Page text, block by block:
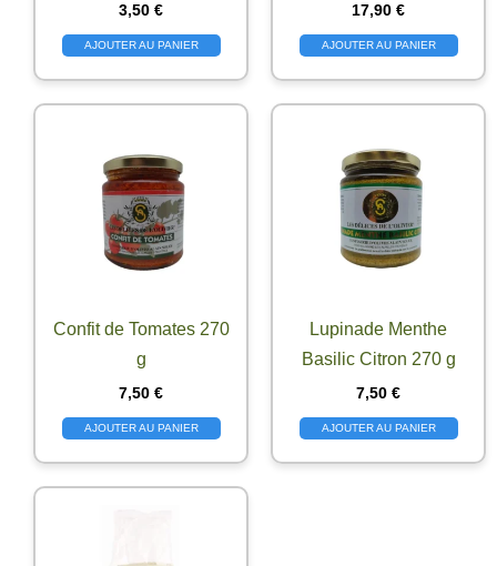
3,50 €
AJOUTER AU PANIER
17,90 €
AJOUTER AU PANIER
Confit de Tomates 270
g
7,50 €
AJOUTER AU PANIER
Lupinade Menthe
Basilic Citron 270 g
7,50 €
AJOUTER AU PANIER